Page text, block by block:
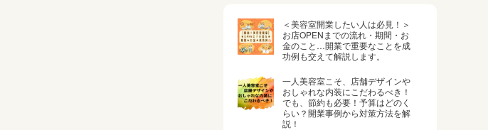
＜美容室開業したい人は必見！＞
お店OPENまでの流れ・期間・お
金のこと…開業で重要なことを成
功例も交えて解説します。
一人美容室こそ、店舗デザインや
おしゃれな内装にこだわるべき！
でも、節約も必要！予算はどのく
らい？開業事例から対策方法を解
説！